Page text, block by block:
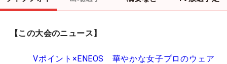
【この大会のニュース】
Vポイント×ENEOS 華やかな女子プロのウェア